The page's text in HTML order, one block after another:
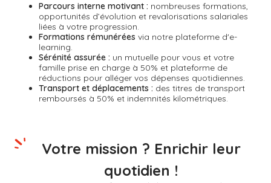
Parcours interne motivant : nombreuses formations,
opportunités d’évolution et revalorisations salariales
liées à votre progression.
Formations rémunérées via notre plateforme d'e-
learning.
Sérénité assurée : un mutuelle pour vous et votre
famille prise en charge à 50% et plateforme de
réductions pour alléger vos dépenses quotidiennes.
Transport et déplacements : des titres de transport
remboursés à 50% et indemnités kilométriques.
Votre mission ? Enrichir leur
quotidien !